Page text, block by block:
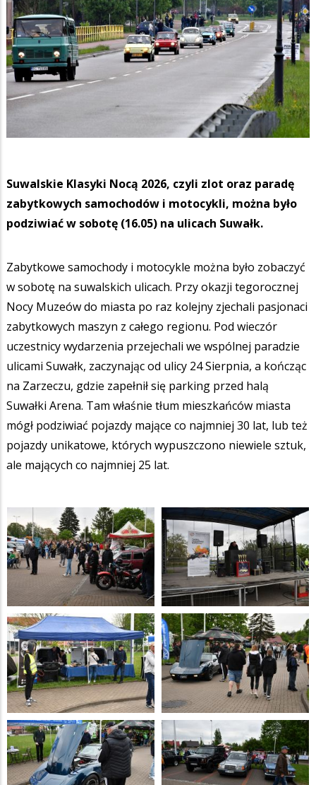
Suwalskie Klasyki Nocą 2026, czyli zlot oraz paradę
zabytkowych samochodów i motocykli, można było
podziwiać w sobotę (16.05) na ulicach Suwałk.
Zabytkowe samochody i motocykle można było zobaczyć
w sobotę na suwalskich ulicach. Przy okazji tegorocznej
Nocy Muzeów do miasta po raz kolejny zjechali pasjonaci
zabytkowych maszyn z całego regionu. Pod wieczór
uczestnicy wydarzenia przejechali we wspólnej paradzie
ulicami Suwałk, zaczynając od ulicy 24 Sierpnia, a kończąc
na Zarzeczu, gdzie zapełnił się parking przed halą
Suwałki Arena. Tam właśnie tłum mieszkańców miasta
mógł podziwiać pojazdy mające co najmniej 30 lat, lub też
pojazdy unikatowe, których wypuszczono niewiele sztuk,
ale mających co najmniej 25 lat.